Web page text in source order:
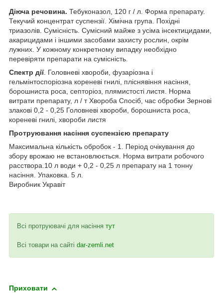
Діюча речовина. Тебуконазол, 120 г / л. Форма препарату.
Текучий концентрат суспензії. Хімічна група. Похідні
триазолів. Сумісність. Сумісний майже з усіма інсектицидами,
акарицидами і іншими засобами захисту рослин, окрім
лужних. У кожному конкретному випадку необхідно
перевіряти препарати на сумісність.
Спектр дії. Головневі хвороби, фузаріозна і
гельмінтоспоріозна кореневі гнилі, пліснявіння насіння,
борошниста роса, септоріоз, плямистості листя. Норма
витрати препарату, л / т Хвороба Спосіб, час обробки Зернові
злакові 0,2 - 0,25 Головневі хвороби, борошниста роса,
кореневі гнилі, хвороби листя
Протруювання насіння суспензією препарату
Максимальна кількість обробок - 1. Період очікування до
збору врожаю не встановлюється. Норма витрати робочого
расствора.10 л води + 0,2 - 0,25 л препарату на 1 тонну
насіння. Упаковка. 5 л.
Виробник Укравіт
Всі протруювачі для насіння тут
Всі товари на сайті dar-zemli.net
Приховати